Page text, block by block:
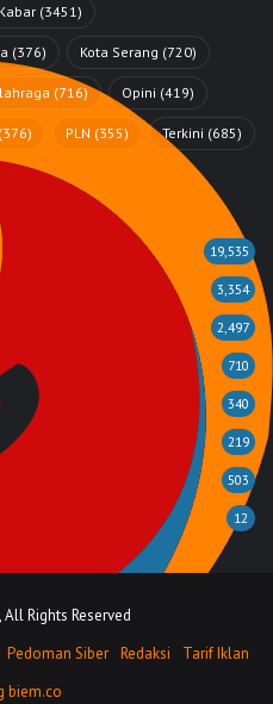
Kabar (3451)
(376) Kota Serang (720)
(716) Opini (419)
(376) PLN (355) Terkini (685)
19,535
3,354
2,497
710
340
219
503
12
Rights Reserved
Pedoman Siber Redaksi
Tarif Iklan
biem.co